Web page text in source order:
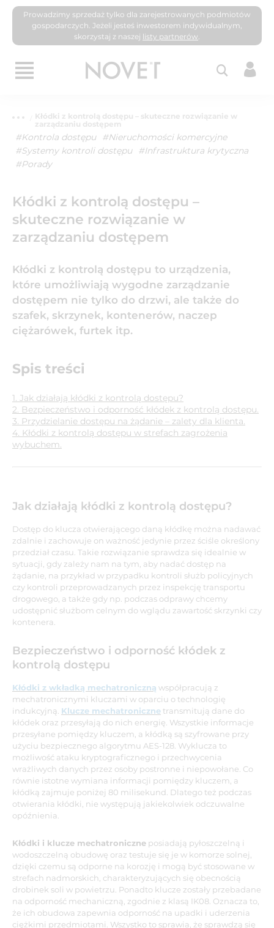
Prowadzimy sprzedaż tylko dla zarejestrowanych podmiotów
gospodarczych. Jeżeli jesteś inwestorem indywidualnym,
skorzystaj z naszej listy partnerów.
Kłódki z kontrolą dostępu – skuteczne rozwiązanie w
zarządzaniu dostępem
#Kontrola dostępu
#Nieruchomości komercyjne
#Systemy kontroli dostępu
#Infrastruktura krytyczna
#Porady
Kłódki z kontrolą dostępu –
skuteczne rozwiązanie w
zarządzaniu dostępem
Kłódki z kontrolą dostępu to urządzenia,
które umożliwiają wygodne zarządzanie
dostępem nie tylko do drzwi, ale także do
szafek, skrzynek, kontenerów, naczep
ciężarówek, furtek itp.
Spis treści
1. Jak działają kłódki z kontrolą dostępu?
2. Bezpieczeństwo i odporność kłódek z kontrolą dostępu.
3. Przydzielanie dostępu na żądanie – zalety dla klienta.
4. Kłódki z kontrolą dostępu w strefach zagrożenia
wybuchem.
Jak działają kłódki z kontrolą dostępu?
Dostęp do klucza otwierającego daną kłódkę można nadawać
zdalnie i zachowuje on ważność jedynie przez ściśle określony
przedział czasu. Takie rozwiązanie sprawdza się idealnie w
sytuacji, gdy zależy nam na tym, aby nadać dostęp na
żądanie, na przykład w przypadku kontroli służb policyjnych
czy kontroli przeprowadzanych przez inspekcję transportu
drogowego, a także gdy np. podczas odprawy chcemy
udostępnić służbom celnym do wglądu zawartość skrzynki czy
kontenera.
Bezpieczeństwo i odporność kłódek z
kontrolą dostępu
Kłódki z wkładką mechatroniczną współpracują z
mechatronicznymi kluczami w oparciu o technologię
indukcyjną. Klucze mechatronicznetransmitują dane do
kłódek oraz przesyłają do nich energię. Wszystkie informacje
przesyłane pomiędzy kluczem, a kłódką są szyfrowane przy
użyciu bezpiecznego algorytmu AES-128. Wyklucza to
możliwość ataku kryptograficznego i przechwycenia
wrażliwych danych przez osoby postronne i niepowołane. Co
równie istotne wymiana informacji pomiędzy kluczem, a
kłódką zajmuje poniżej 80 milisekund. Dlatego też podczas
otwierania kłódki, nie występują jakiekolwiek odczuwalne
opóźnienia.
Kłódki i klucze mechatroniczne posiadają pyłoszczelną i
wodoszczelną obudowę oraz testuje się je w komorze solnej,
dzięki czemu są odporne na korozję i mogą być stosowane w
strefach nadmorskich, charakteryzujących się obecnością
drobinek soli w powietrzu. Ponadto klucze zostały przebadane
na odporność mechaniczną, zgodnie z klasą IK08. Oznacza to,
że ich obudowa zapewnia odporność na upadki i uderzenia
ciężkimi przedmiotami. Wszystko to sprawia, że sprawdzą się